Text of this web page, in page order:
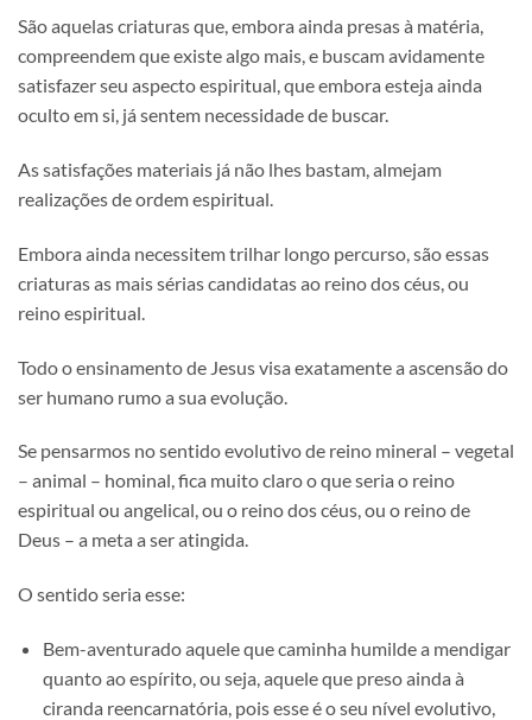
São aquelas criaturas que, embora ainda presas à matéria,
compreendem que existe algo mais, e buscam avidamente
satisfazer seu aspecto espiritual, que embora esteja ainda
oculto em si, já sentem necessidade de buscar.
As satisfações materiais já não lhes bastam, almejam
realizações de ordem espiritual.
Embora ainda necessitem trilhar longo percurso, são essas
criaturas as mais sérias candidatas ao reino dos céus, ou
reino espiritual.
Todo o ensinamento de Jesus visa exatamente a ascensão do
ser humano rumo a sua evolução.
Se pensarmos no sentido evolutivo de reino mineral – vegetal
– animal – hominal, fica muito claro o que seria o reino
espiritual ou angelical, ou o reino dos céus, ou o reino de
Deus – a meta a ser atingida.
O sentido seria esse:
Bem-aventurado aquele que caminha humilde a mendigar
quanto ao espírito, ou seja, aquele que preso ainda à
ciranda reencarnatória, pois esse é o seu nível evolutivo,